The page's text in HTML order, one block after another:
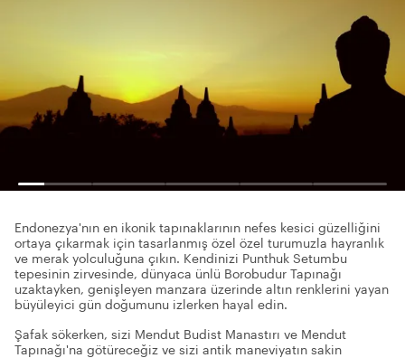
Endonezya'nın en ikonik tapınaklarının nefes kesici güzelliğini
ortaya çıkarmak için tasarlanmış özel özel turumuzla hayranlık
ve merak yolculuğuna çıkın. Kendinizi Punthuk Setumbu
tepesinin zirvesinde, dünyaca ünlü Borobudur Tapınağı
uzaktayken, genişleyen manzara üzerinde altın renklerini yayan
büyüleyici gün doğumunu izlerken hayal edin.
Şafak sökerken, sizi Mendut Budist Manastırı ve Mendut
Tapınağı'na götüreceğiz ve sizi antik maneviyatın sakin